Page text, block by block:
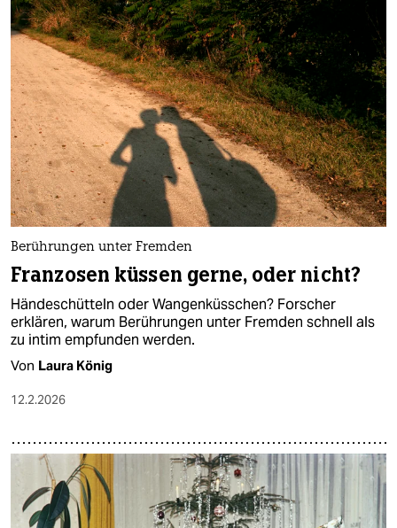
Berührungen unter Fremden
Franzosen küssen gerne, oder nicht?
Händeschütteln oder Wangenküsschen? Forscher
erklären, warum Berührungen unter Fremden schnell als
zu intim empfunden werden.
Von Laura König
12.2.2026